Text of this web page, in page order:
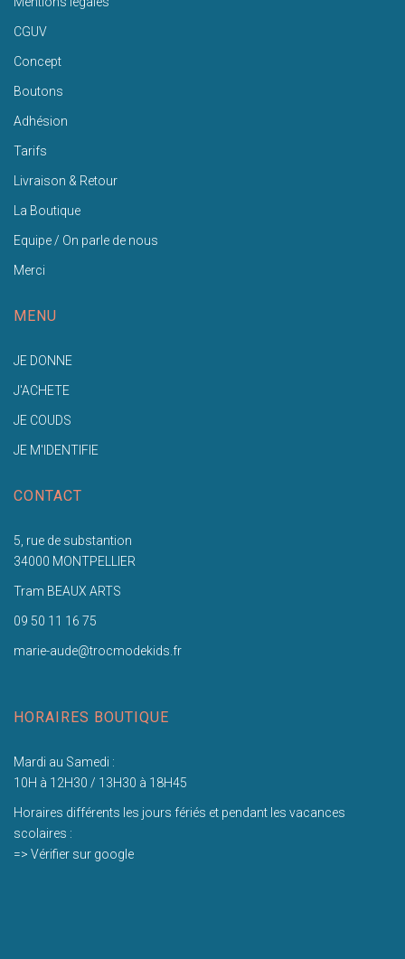
CGUV
Concept
Boutons
Adhésion
Tarifs
Livraison & Retour
La Boutique
Equipe / On parle de nous
Merci
MENU
JE DONNE
J'ACHETE
JE COUDS
JE M'IDENTIFIE
CONTACT
5, rue de substantion
34000 MONTPELLIER
Tram BEAUX ARTS
09 50 11 16 75
marie-aude@trocmodekids.fr
HORAIRES BOUTIQUE
Mardi au Samedi :
10H à 12H30 / 13H30 à 18H45
Horaires différents les jours fériés et pendant les vacances
scolaires :
=> Vérifier sur google